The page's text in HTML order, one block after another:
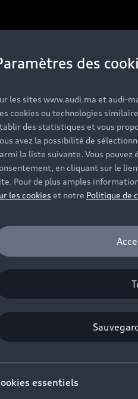
nous permettent de créer
des
les sites www.audi.ma et audi-
cookies ou technologies
des statistiques et vous
avez la possibilité de
la liste suivante. Vous
en cliquant sur le
Pour de plus amples
les cookies et notre Politique de
essentiels